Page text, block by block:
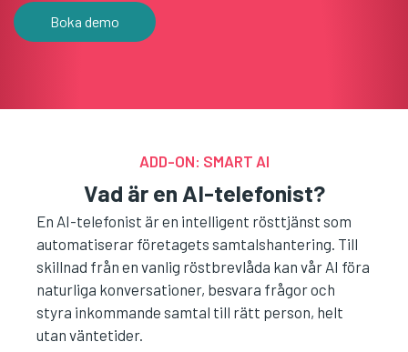
Boka demo
ADD-ON: SMART AI
Vad är en AI-telefonist?
En AI-telefonist är en intelligent rösttjänst som
automatiserar företagets samtalshantering. Till
skillnad från en vanlig röstbrevlåda kan vår AI föra
naturliga konversationer, besvara frågor och
styra inkommande samtal till rätt person, helt
utan väntetider.